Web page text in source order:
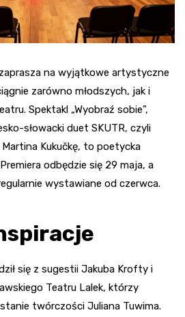
na wyjątkowe artystyczne
zarówno młodszych, jak i
Spektakl „Wyobraź sobie”,
słowacki duet SKUTR, czyli
Martina Kukučkę, to poetycka
odbędzie się 29 maja, a
wystawiane od czerwca.
się z sugestii Jakuba Krofty i
Teatru Lalek, którzy
twórczości Juliana Tuwima.